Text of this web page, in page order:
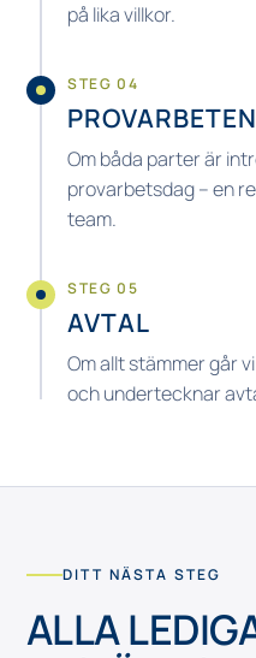
på lika villkor.
STEG 04
PROVARBETEN
Om båda parter är
provarbetsdag – en
team.
STEG 05
AVTAL
Om allt stämmer går
och undertecknar
DITT NÄSTA STEG
ALLA